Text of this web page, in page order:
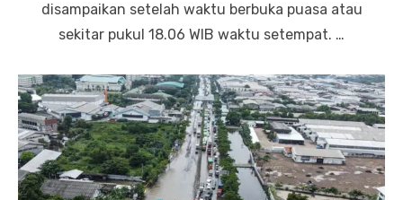
disampaikan setelah waktu berbuka puasa atau
sekitar pukul 18.06 WIB waktu setempat. …